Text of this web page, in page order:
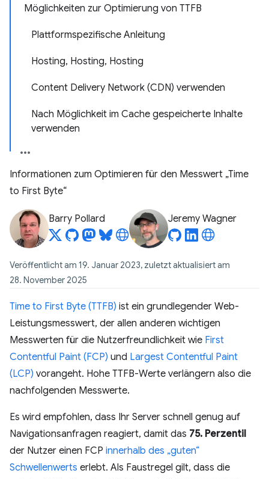
Möglichkeiten zur Optimierung von TTFB
Plattformspezifische Anleitung
Hosting, Hosting, Hosting
Content Delivery Network (CDN) verwenden
Nach Möglichkeit im Cache gespeicherte Inhalte
verwenden
Informationen zum Optimieren für den Messwert „Time
to First Byte“
Barry Pollard Jeremy Wagner
Veröffentlicht am 19. Januar 2023, zuletzt aktualisiert am
28. November 2025
Time to First Byte (TTFB) ist ein grundlegender Web-
Leistungsmesswert, der allen anderen wichtigen
Messwerten für die Nutzerfreundlichkeit wie First
Contentful Paint (FCP) und Largest Contentful Paint
(LCP) vorangeht. Hohe TTFB-Werte verlängern also die
nachfolgenden Messwerte.
Es wird empfohlen, dass Ihr Server schnell genug auf
Navigationsanfragen reagiert, damit das 75. Perzentil
der Nutzer einen FCP innerhalb des „guten“
Schwellenwerts erlebt. Als Faustregel gilt, dass die